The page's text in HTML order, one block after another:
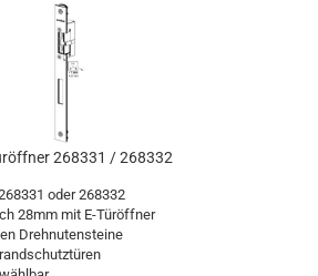
268331 / 268332
oder 268332
28mm mit E-​Türöffner
Dreh­nu­ten­stei­ne